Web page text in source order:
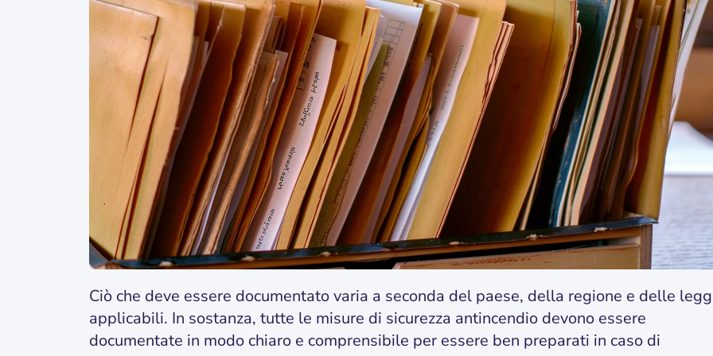
Ciò che deve essere documentato varia a seconda del paese, della regione e delle
applicabili. In sostanza, tutte le misure di sicurezza antincendio devono essere
documentate in modo chiaro e comprensibile per essere ben preparati in caso di